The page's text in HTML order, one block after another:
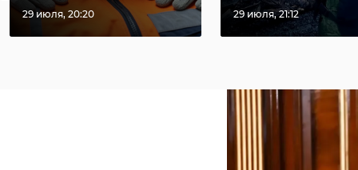
29 июля, 20:20 29 июля, 21:12
сделать
планируется
В торжественной
Всероссийской
«Ответственное
подарки детям из